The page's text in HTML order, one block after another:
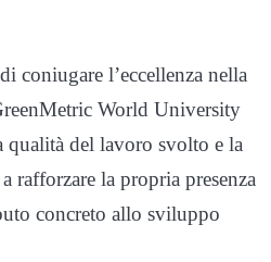
coniugare l’eccellenza nella
World University
qualità del lavoro svolto e la
rafforzare la propria presenza
concreto allo sviluppo